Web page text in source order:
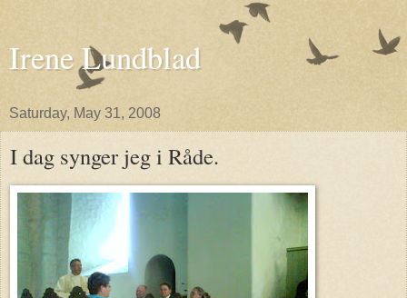
Irene Lundblad
Saturday, May 31, 2008
I dag synger jeg i Råde.